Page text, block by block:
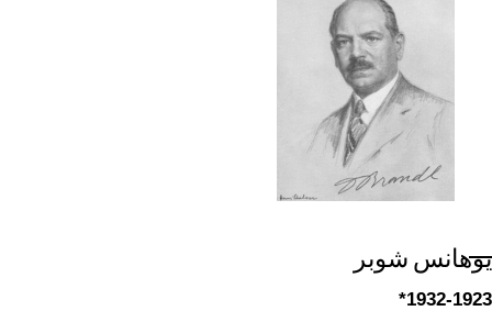
يوهانس شوبر
1932-1923*